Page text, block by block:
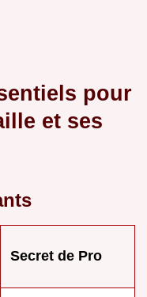
pour
et ses
Secret de Pro